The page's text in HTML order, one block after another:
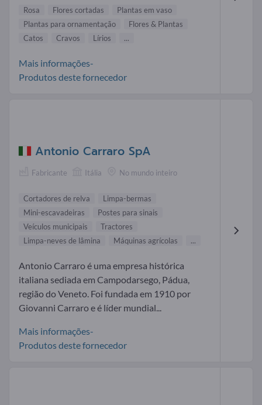
Rosa Flores cortadas
Plantas em vaso
Plantas para ornamentação
Flores & Plantas
Catos
Cravos Lírios ...
Mais informações-
Produtos deste fornecedor
Antonio Carraro SpA
Fabricante Itália No mundo inteiro
Cortadores de relva
Limpa-bermas
Mini-escavadeiras
Postes para sinais
Veículos municipais
Tractores
Limpa-neves de lâmina
Máquinas agrícolas ...
Antonio Carraro é uma empresa histórica
italiana sediada em Campodarsego, Pádua,
região do Veneto. Foi fundada em 1910 por
Giovanni Carraro e é líder mundial...
Mais informações-
Produtos deste fornecedor